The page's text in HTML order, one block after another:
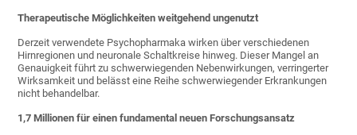
Therapeutische Möglichkeiten weitgehend ungenutzt
Derzeit verwendete Psychopharmaka wirken über verschiedenen
Hirnregionen und neuronale Schaltkreise hinweg. Dieser Mangel an
Genauigkeit führt zu schwerwiegenden Nebenwirkungen, verringerter
Wirksamkeit und belässt eine Reihe schwerwiegender Erkrankungen
nicht behandelbar.
1,7 Millionen für einen fundamental neuen Forschungsansatz